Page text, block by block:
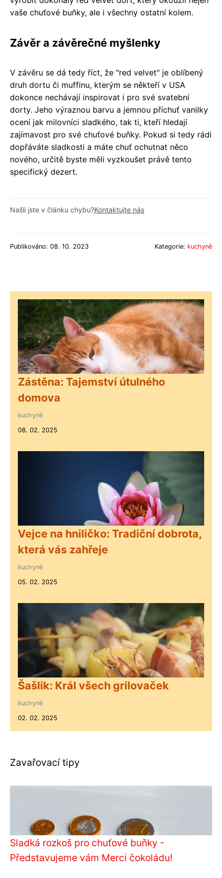
vaše chuťové buňky, ale i všechny ostatní kolem.
Závěr a závěrečné myšlenky
V závěru se dá tedy říct, že "red velvet" je oblíbený
druh dortu či muffinu, kterým se někteří v USA
dokonce nechávají inspirovat i pro své svatební
dorty. Jeho výraznou barvu a jemnou příchuť vanilky
ocení jak milovníci sladkého, tak ti, kteří hledají
zajímavost pro své chuťové buňky. Pokud si tedy rádi
dopřáváte sladkosti a máte chuť ochutnat něco
nového, určitě byste měli vyzkoušet právě tento
specifický dezert.
Našli jste v článku chybu?Kontaktujte nás
Publikováno: 08. 10. 2023 Kategorie: kuchyně
Zástěna: Tajemství útulného
domova
kuchyně
08. 02. 2025
Vejce na hniličko: Tradiční dobrota,
která vás zahřeje
kuchyně
05. 02. 2025
Šašlik: Král všech grilovaček
kuchyně
02. 02. 2025
Zavařovací tipy
Sladká rozkoš pro chuťové buňky -
Představujeme vám Merci čokoládu!